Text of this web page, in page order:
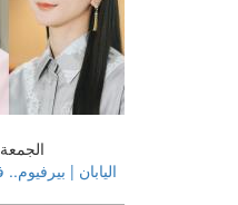
الجمعة 07 أغسطس 2026 01:46 صباحاً